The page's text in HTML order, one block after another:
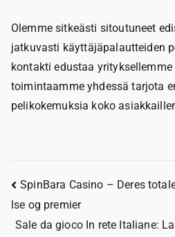
Olemme sitkeästi sitoutuneet
jatkuvasti käyttäjäpalautteiden
kontakti edustaa
toimintaamme yhdessä tarjota
pelikokemuksia koko
SpinBara Casino – Deres
lse og premier
Sale da gioco In rete Italiane: